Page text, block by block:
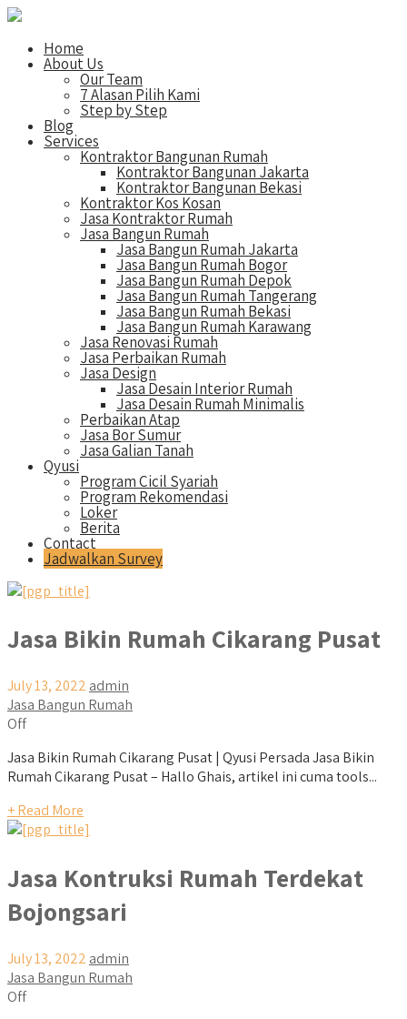
Home
About Us
Our Team
7 Alasan Pilih Kami
Step by Step
Blog
Services
Kontraktor Bangunan Rumah
Kontraktor Bangunan Jakarta
Kontraktor Bangunan Bekasi
Kontraktor Kos Kosan
Jasa Kontraktor Rumah
Jasa Bangun Rumah
Jasa Bangun Rumah Jakarta
Jasa Bangun Rumah Bogor
Jasa Bangun Rumah Depok
Jasa Bangun Rumah Tangerang
Jasa Bangun Rumah Bekasi
Jasa Bangun Rumah Karawang
Jasa Renovasi Rumah
Jasa Perbaikan Rumah
Jasa Design
Jasa Desain Interior Rumah
Jasa Desain Rumah Minimalis
Perbaikan Atap
Jasa Bor Sumur
Jasa Galian Tanah
Qyusi
Program Cicil Syariah
Program Rekomendasi
Loker
Berita
Contact
Jadwalkan Survey
Jasa Bikin Rumah Cikarang Pusat
July 13, 2022 admin
Jasa Bangun Rumah
Off
Jasa Bikin Rumah Cikarang Pusat | Qyusi Persada Jasa Bikin
Rumah Cikarang Pusat – Hallo Ghais, artikel ini cuma tools...
+ Read More
Jasa Kontruksi Rumah Terdekat
Bojongsari
July 13, 2022 admin
Jasa Bangun Rumah
Off